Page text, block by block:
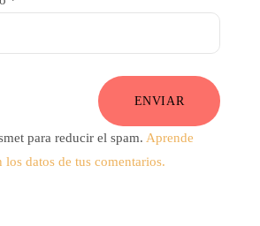
ENVIAR
para reducir el spam. Aprende
los datos de tus comentarios.